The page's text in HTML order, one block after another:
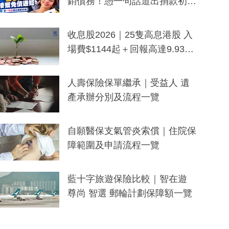
一度被誤當詐騙手段
收息股2026｜25隻高息港股 入
場費$1144起＋回報高達9.93
人壽保險保單繼承｜受益人 遺
產承辦分別及流程一覽
自願醫保支氣管炎索償｜住院保
障範圍及申請流程一覽
藍十字旅遊保險比較｜智在遊
尊尚 智選 郵輪計劃保障額一覽